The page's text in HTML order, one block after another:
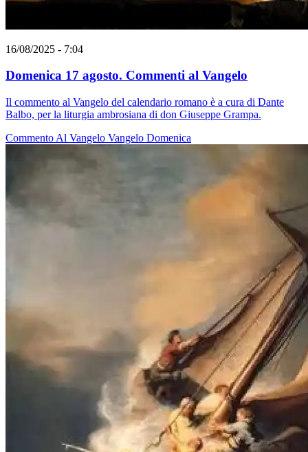
16/08/2025 - 7:04
Domenica 17 agosto. Commenti al Vangelo
Il commento al Vangelo del calendario romano è a cura di Dante
Balbo, per la liturgia ambrosiana di don Giuseppe Grampa.
Commento Al Vangelo Vangelo Domenica